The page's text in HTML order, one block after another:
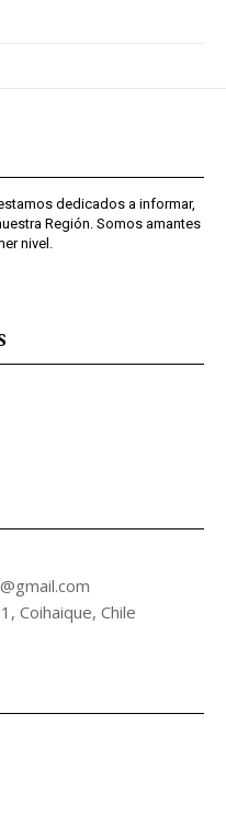
dedicados a informar,
Región. Somos amantes
nivel.
Coihaique, Chile